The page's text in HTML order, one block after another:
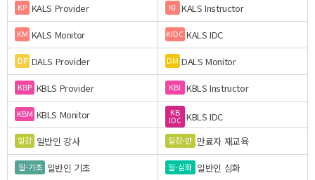
KP KALS Provider KI KALS Instructor
KM KALS Monitor KIDC KALS IDC
DP DALS Provider DM DALS Monitor
KBP KBLS Provider KBI KBLS Instructor
KBM KBLS Monitor KB
IDC KBLS IDC
일강 일반인 강사 일강-만 만료자 재교육
일-기초 일반인 기초 일-심화 일반인 심화